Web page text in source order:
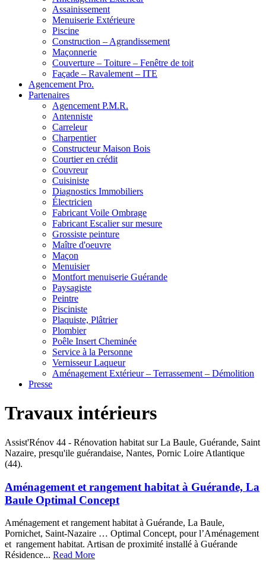
Assainissement
Menuiserie Extérieure
Piscine
Construction – Agrandissement
Maçonnerie
Couverture – Toiture – Fenêtre de toit
Façade – Ravalement – ITE
Agencement Pro.
Partenaires
Agencement P.M.R.
Antenniste
Carreleur
Charpentier
Constructeur Maison Bois
Courtier en crédit
Couvreur
Cuisiniste
Diagnostics Immobiliers
Électricien
Fabricant Voile Ombrage
Fabricant Escalier sur mesure
Grossiste peinture
Maître d'oeuvre
Maçon
Menuisier
Montfort menuiserie Guérande
Paysagiste
Peintre
Pisciniste
Plaquiste, Plâtrier
Plombier
Poêle Insert Cheminée
Service à la Personne
Vernisseur Laqueur
Aménagement Extérieur – Terrassement – Démolition
Presse
Travaux intérieurs
Assist'Rénov 44 - Rénovation habitat sur La Baule, Guérande, Saint
Nazaire, presqu'ile guérandaise, Nantes, Pornic Loire Atlantique
(44).
Aménagement et rangement habitat à Guérande, La
Baule Optimal Concept
Aménagement et rangement habitat à Guérande, La Baule,
Pornichet, Saint-Nazaire … Optimal Concept, pour l’Aménagement
et rangement habitat. Artisan de proximité installé à Guérande
Résidence... Read More